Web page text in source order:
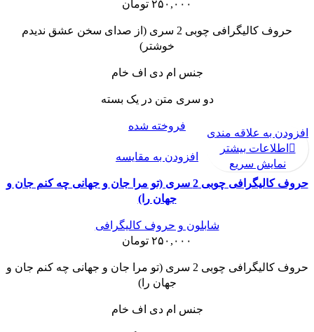
۲۵۰,۰۰۰ تومان
حروف کالیگرافی چوبی 2 سری (از صدای سخن عشق ندیدم
خوشتر)
جنس ام دی اف خام
دو سری متن در یک بسته
فروخته شده
افزودن به مقایسه
حروف کالیگرافی چوبی 2 سری (تو مرا جان و جهانی چه کنم جان و
جهان را)
شابلون و حروف کالیگرافی
۲۵۰,۰۰۰ تومان
حروف کالیگرافی چوبی 2 سری (تو مرا جان و جهانی چه کنم جان و
جهان را)
جنس ام دی اف خام
افزودن به علاقه مندی
اطلاعات بیشتر
نمایش سریع